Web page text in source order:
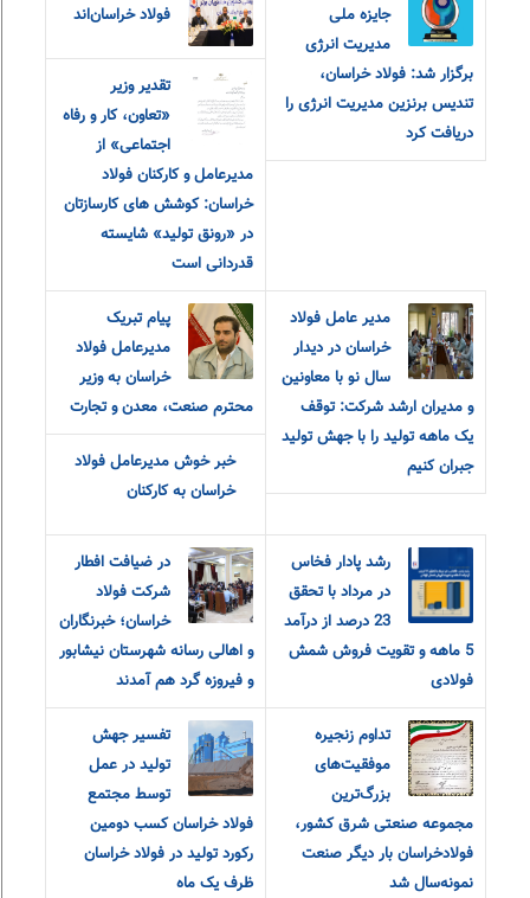
جایزه ملی
مدیریت انرژی
برگزار شد: فولاد خراسان،
تندیس برنزین مدیریت انرژی را
دریافت کرد
فولاد خراسان‌اند
تقدیر وزیر
«تعاون، کار و رفاه
اجتماعی» از
مدیرعامل و کارکنان فولاد
خراسان: کوشش های کارسازتان
در «رونق تولید» شایسته
قدردانی است
مدير عامل فولاد
خراسان در ديدار
سال نو با معاونين
و مديران ارشد شرکت: توقف
یک ماهه تولید را با جهش تولید
جبران کنیم
پیام تبریک
مدیرعامل فولاد
خراسان به وزیر
محترم صنعت، معدن و تجارت
خبر خوش مدیرعامل فولاد
خراسان به کارکنان
رشد پادار فخاس
در مرداد با تحقق
23 درصد از درآمد
5 ماهه و تقویت فروش شمش
فولادی
در ضیافت افطار
شرکت فولاد
خراسان؛ خبرنگاران
و اهالی رسانه شهرستان نیشابور
و فیروزه گرد هم آمدند
تداوم زنجیره
موفقیت‌های
بزرگ‌ترین
مجموعه صنعتی شرق کشور،
فولادخراسان بار دیگر صنعت
نمونه‌سال شد
تفسیر جهش
تولید در عمل
توسط مجتمع
فولاد خراسان کسب دومین
رکورد تولید در فولاد خراسان
ظرف یک ماه